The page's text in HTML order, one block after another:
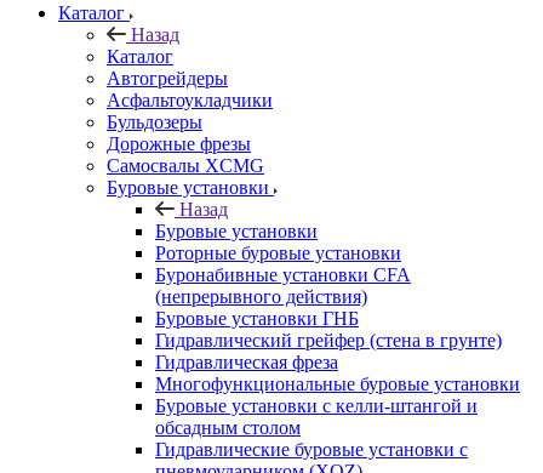
Каталог
Назад
Каталог
Автогрейдеры
Асфальтоукладчики
Бульдозеры
Дорожные фрезы
Самосвалы XCMG
Буровые установки
Назад
Буровые установки
Роторные буровые установки
Буронабивные установки CFA
(непрерывного действия)
Буровые установки ГНБ
Гидравлический грейфер (стена в грунте)
Гидравлическая фреза
Многофункциональные буровые установки
Буровые установки с келли-штангой и
обсадным столом
Гидравлические буровые установки с